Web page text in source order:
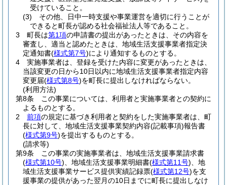
受けていること。
(3)
その他、日中一時支援や事業運営を適切に行うことが
できると町長が認める社会福祉法人等であること。
3
町長は第1項の申請書の提出があったときは、その内容を
審査し、適当と認めたときは、地域生活支援事業者指定決
定通知書(様式第7号)により通知するものとする。
4
実施事業者は、登録を受けた内容に変更があったときは、
当該変更の日から10日以内に地域生活支援事業者指定内容
変更届(様式第8号)を町長に提出しなければならない。
(利用方法)
第8条
この事業については、利用者と実施事業者との契約に
よるものとする。
2
前項の規定に基づき利用者と契約をした実施事業者は、町
長に対して、地域生活支援事業契約内容(記載事項)報告書
(様式第9号)を提出するものとする。
(請求等)
第9条
この事業の実施事業者は、地域生活支援事業請求書
(様式第10号) 、地域生活支援事業明細書(様式第11号) 、地
域生活支援事業サービス提供実績記録票(様式第12号)を支
援事業の提供があった翌月の10日までに町長に提出しなけ